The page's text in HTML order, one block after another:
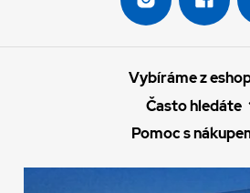
Vybíráme z
Často hledáte
Pomoc s